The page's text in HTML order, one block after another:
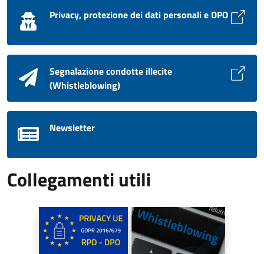
Privacy, protezione dei dati personali e DPO
Segnalazione condotte illecite
(Whistleblowing)
Newsletter
Collegamenti utili